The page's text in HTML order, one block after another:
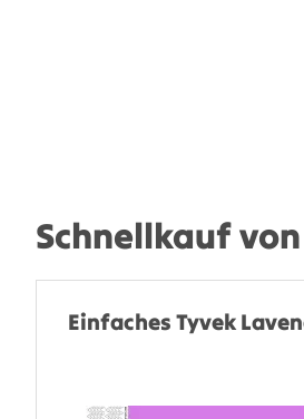
Schnellkauf
Einfaches Tyvek